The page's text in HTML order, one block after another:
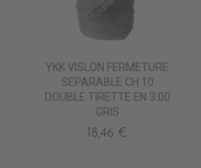
YKK VISLON FERMETURE
SEPARABLE CH 10
DOUBLE TIRETTE EN 3.00
GRIS
18,46 €